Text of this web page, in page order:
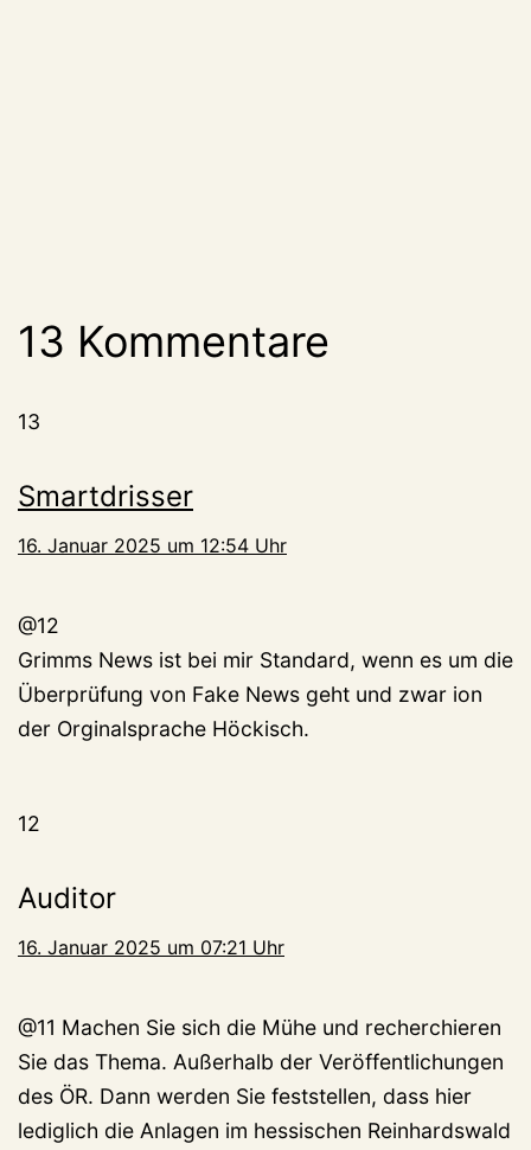
13 Kommentare
13
Smartdrisser
16. Januar 2025 um 12:54 Uhr
@12
Grimms News ist bei mir Standard, wenn es um die
Überprüfung von Fake News geht und zwar ion
der Orginalsprache Höckisch.
12
Auditor
16. Januar 2025 um 07:21 Uhr
@11 Machen Sie sich die Mühe und recherchieren
Sie das Thema. Außerhalb der Veröffentlichungen
des ÖR. Dann werden Sie feststellen, dass hier
lediglich die Anlagen im hessischen Reinhardswald